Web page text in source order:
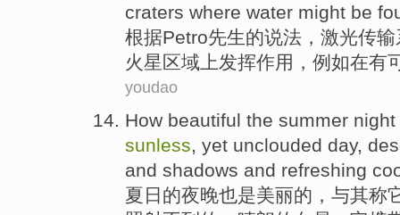
craters where water might be
根据Petro先生的说法， 激光传输
火星 区域 上发挥作用， 例如在有
youdao
How beautiful the summer night
sunless, yet unclouded day,
and shadows and refreshing
夏日 的夜晚也是美丽的，与其称